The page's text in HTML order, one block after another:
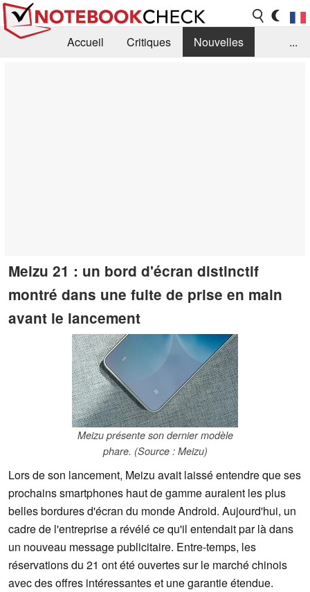
Accueil Critiques
Nouvelles
...
Meizu 21 : un bord d'écran distinctif
montré dans une fuite de prise en main
avant le lancement
Meizu présente son dernier modèle
phare. (Source : Meizu)
Lors de son lancement, Meizu avait laissé entendre que ses
prochains smartphones haut de gamme auraient les plus
belles bordures d'écran du monde Android. Aujourd'hui, un
cadre de l'entreprise a révélé ce qu'il entendait par là dans
un nouveau message publicitaire. Entre-temps, les
réservations du 21 ont été ouvertes sur le marché chinois
avec des offres intéressantes et une garantie étendue.